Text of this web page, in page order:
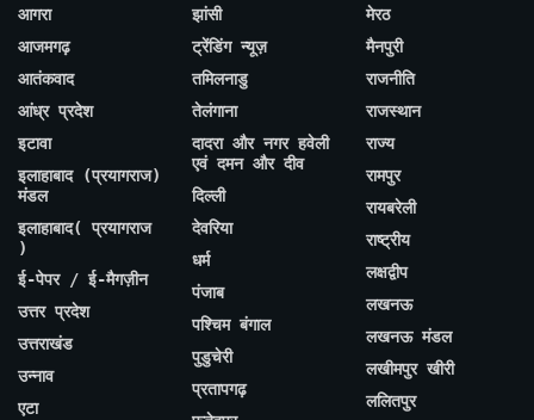
आगरा
आजमगढ़
आतंकवाद
आंध्र प्रदेश
इटावा
इलाहाबाद (प्रयागराज)
मंडल
इलाहाबाद( प्रयागराज
)
ई-पेपर / ई-मैगज़ीन
उत्तर प्रदेश
उत्तराखंड
उन्नाव
एटा
झांसी
ट्रेंडिंग न्यूज़
तमिलनाडु
तेलंगाना
दादरा और नगर हवेली
एवं दमन और दीव
दिल्ली
देवरिया
धर्म
पंजाब
पश्चिम बंगाल
पुडुचेरी
प्रतापगढ़
मेरठ
मैनपुरी
राजनीति
राजस्थान
राज्य
रामपुर
रायबरेली
राष्ट्रीय
लक्षद्वीप
लखनऊ
लखनऊ मंडल
लखीमपुर खीरी
ललितपुर